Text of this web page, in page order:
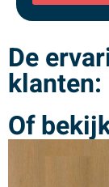
De
klanten:
Of